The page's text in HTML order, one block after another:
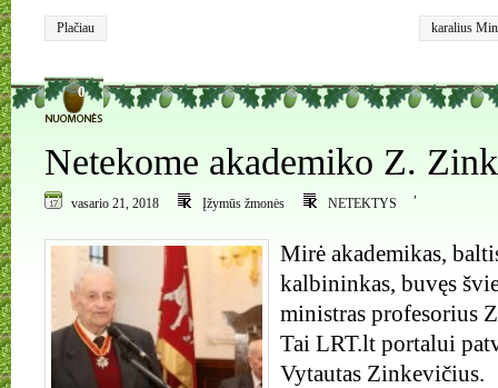
Plačiau karalius
0
Netekome akademiko Z.
vasario 21, 2018 Įžymūs žmonės
,
NETEKTYS
Mirė akademikas,
kalbininkas, buvęs
ministras profesorius
Tai LRT.lt portalui
Vytautas Zinkevičius.